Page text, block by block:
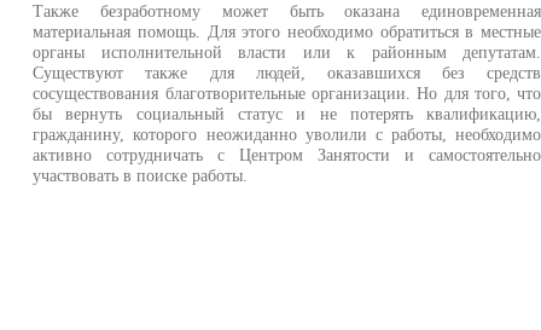
Также безработному может быть оказана единовременная
материальная помощь. Для этого необходимо обратиться в местные
органы исполнительной власти или к районным депутатам.
Существуют также для людей, оказавшихся без средств
сосуществования благотворительные организации. Но для того, что
бы вернуть социальный статус и не потерять квалификацию,
гражданину, которого неожиданно уволили с работы, необходимо
активно сотрудничать с Центром Занятости и самостоятельно
участвовать в поиске работы.